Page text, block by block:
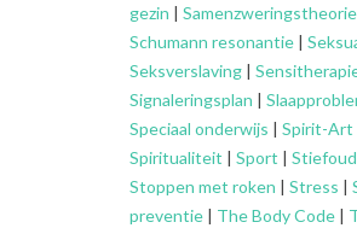
gezin |
Schumann resonantie |
Seksverslaving |
Signaleringsplan |
Speciaal onderwijs | Spirit-Art
Spiritualiteit | Sport |
Stoppen met roken | Stress |
preventie | The Body Code |